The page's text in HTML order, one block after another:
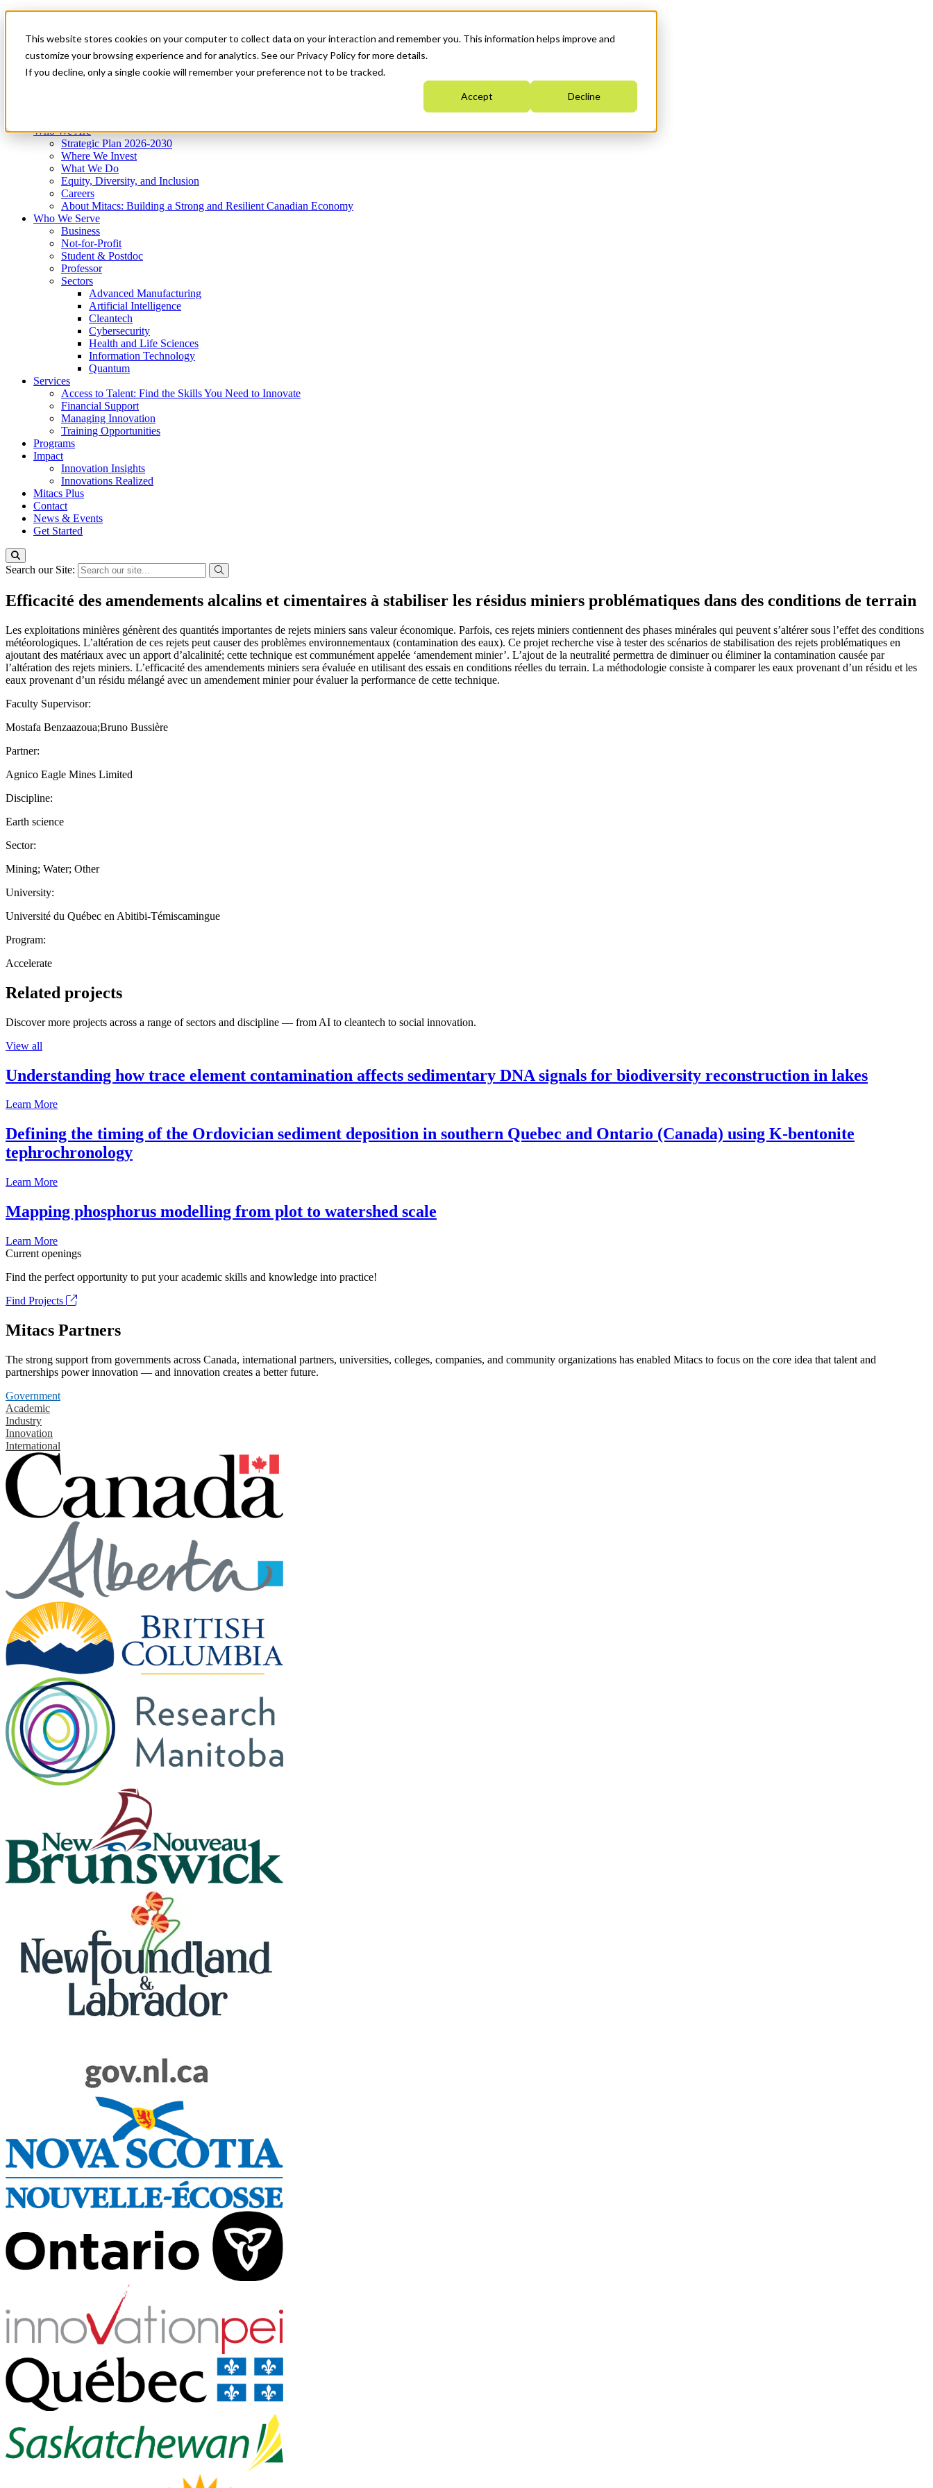
This website stores cookies on your computer to collect data on your interaction and remember you. This information helps improve and
customize your browsing experience and for analytics. See our Privacy Policy for more details.
If you decline, only a single cookie will remember your preference not to be tracked.
Accept Decline
News & Events
Get Started
Menu
Who We Are
Strategic Plan 2026-2030
Where We Invest
What We Do
Equity, Diversity, and Inclusion
Careers
About Mitacs: Building a Strong and Resilient Canadian Economy
Who We Serve
Business
Not-for-Profit
Student & Postdoc
Professor
Sectors
Advanced Manufacturing
Artificial Intelligence
Cleantech
Cybersecurity
Health and Life Sciences
Information Technology
Quantum
Services
Access to Talent: Find the Skills You Need to Innovate
Financial Support
Managing Innovation
Training Opportunities
Programs
Impact
Innovation Insights
Innovations Realized
Mitacs Plus
Contact
News & Events
Get Started
Search our Site:
Efficacité des amendements alcalins et cimentaires à stabiliser les résidus miniers problématiques dans des conditions de terrain
Les exploitations minières génèrent des quantités importantes de rejets miniers sans valeur économique. Parfois, ces rejets miniers contiennent des phases minérales qui peuvent s’altérer sous l’effet des conditions
météorologiques. L’altération de ces rejets peut causer des problèmes environnementaux (contamination des eaux). Ce projet recherche vise à tester des scénarios de stabilisation des rejets problématiques en
ajoutant des matériaux avec un apport d’alcalinité; cette technique est communément appelée ‘amendement minier’. L’ajout de la neutralité permettra de diminuer ou éliminer la contamination causée par
l’altération des rejets miniers. L’efficacité des amendements miniers sera évaluée en utilisant des essais en conditions réelles du terrain. La méthodologie consiste à comparer les eaux provenant d’un résidu et les
eaux provenant d’un résidu mélangé avec un amendement minier pour évaluer la performance de cette technique.
Faculty Supervisor:
Mostafa Benzaazoua;Bruno Bussière
Partner:
Agnico Eagle Mines Limited
Discipline:
Earth science
Sector:
Mining; Water; Other
University:
Université du Québec en Abitibi-Témiscamingue
Program:
Accelerate
Related projects
Discover more projects across a range of sectors and discipline — from AI to cleantech to social innovation.
View all
Understanding how trace element contamination affects sedimentary DNA signals for biodiversity reconstruction in lakes
Learn More
Defining the timing of the Ordovician sediment deposition in southern Quebec and Ontario (Canada) using K-bentonite
tephrochronology
Learn More
Mapping phosphorus modelling from plot to watershed scale
Learn More
Current openings
Find the perfect opportunity to put your academic skills and knowledge into practice!
Find Projects
Mitacs Partners
The strong support from governments across Canada, international partners, universities, colleges, companies, and community organizations has enabled Mitacs to focus on the core idea that talent and
partnerships power innovation — and innovation creates a better future.
Government
Academic
Industry
Innovation
International